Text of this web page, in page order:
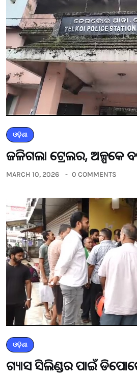
ଓଡ଼ିଶା
ଜଳିଗଲା ଟ୍ରେଲର, ଅଳ୍ପକେ
MARCH 10, 2026 0 COMMENTS
ଓଡ଼ିଶା
ଗ୍ୟାସ ସିଲିଣ୍ଡର ପାଇଁ